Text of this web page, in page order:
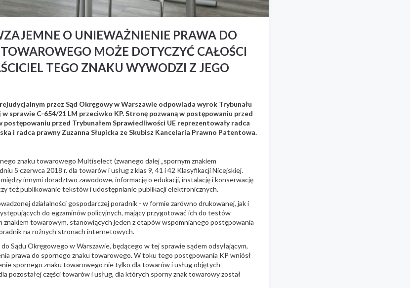
O UNIEWAŻNIENIE PRAWA DO
MOŻE DOTYCZYĆ CAŁOŚCI
TEGO ZNAKU WYWODZI Z JEGO
przez Sąd Okręgowy w Warszawie odpowiada wyrok Trybunału
sprawie C-654/21 LM przeciwko KP. Stronę pozwaną w postępowaniu przed
postępowaniu przed Trybunałem Sprawiedliwości UE reprezentowały radca
i radca prawny Zuzanna Słupicka ze Skubisz Kancelaria Prawno Patentowa.
znaku towarowego Multiselect (zwanego dalej „spornym znakiem
5 czerwca 2018 r. dla towarów i usług z klas 9, 41 i 42 Klasyfikacji Nicejskiej.
innymi doradztwo zawodowe, informację o edukacji, instalację i konserwację
też publikowanie tekstów i udostępnianie publikacji elektronicznych.
działalności gospodarczej poradnik - w formie zarówno drukowanej, jak i
do egzaminów policyjnych, mający przygotować ich do testów
znakiem towarowym, stanowiących jeden z etapów wspomnianego postępowania
na rożnych stronach internetowych.
Sądu Okręgowego w Warszawie, będącego w tej sprawie sądem odsyłającym,
prawa do spornego znaku towarowego. W toku tego postępowania KP wniósł
spornego znaku towarowego nie tylko dla towarów i usług objętych
pozostałej części towarów i usług, dla których sporny znak towarowy został